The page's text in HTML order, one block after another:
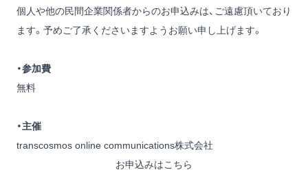
個人や他の民間企業関係者からのお申込みは、ご遠慮頂いており
ます。予めご了承くださいますようお願い申し上げます。
・参加費
無料
・主催
transcosmos online communications株式会社
お申込みはこちら